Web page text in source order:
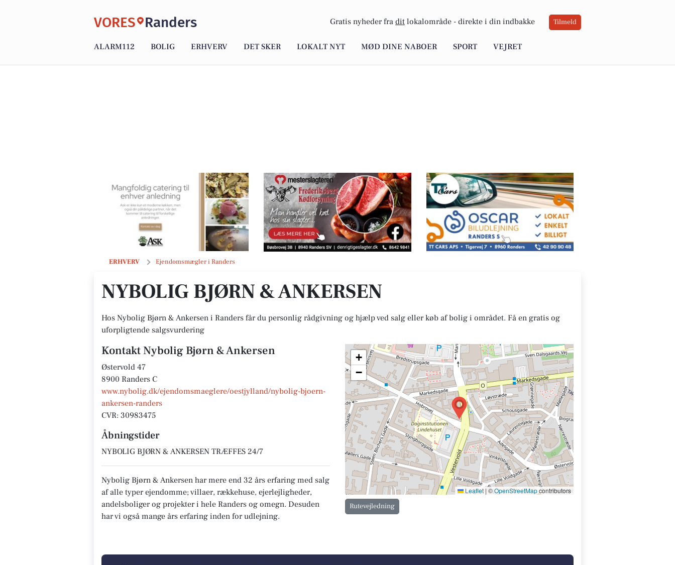
VORES Randers Gratis nyheder fra dit lokalområde - direkte i din indbakke Tilmeld
ALARM112 BOLIG ERHVERV DET SKER LOKALT NYT MØD DINE NABOER SPORT VEJRET
ERHVERV Ejendomsmægler i Randers
Nybolig Bjørn & Ankersen
NYBOLIG BJØRN & ANKERSEN
Hos Nybolig Bjørn & Ankersen i Randers får du personlig rådgivning og hjælp ved salg eller køb af bolig i området. Få en gratis og
uforpligtende salgsvurdering
Kontakt Nybolig Bjørn & Ankersen
Østervold 47
8900 Randers C
www.nybolig.dk/ejendomsmaeglere/oestjylland/nybolig-bjoern-
ankersen-randers
CVR: 30983475
Åbningstider
NYBOLIG BJØRN & ANKERSEN TRÆFFES 24/7
Nybolig Bjørn & Ankersen har mere end 32 års erfaring med salg
af alle typer ejendomme; villaer, rækkehuse, ejerlejligheder,
andelsboliger og projekter i hele Randers og omegn. Desuden
har vi også mange års erfaring inden for udlejning.
+
−
Leaflet |©OpenStreetMapcontributors
Rutevejledning